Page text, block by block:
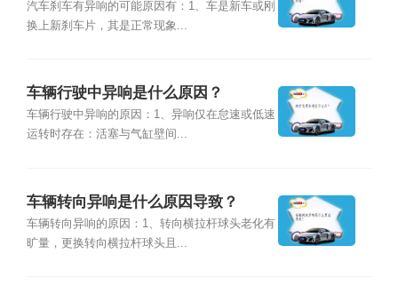
汽车刹车有异响的可能原因有：1、车是新车或刚
换上新刹车片，其是正常现象...
车辆行驶中异响是什么原因？
车辆行驶中异响的原因：1、异响仅在怠速或低速
运转时存在：活塞与气缸壁间...
车辆转向异响是什么原因导致？
车辆转向异响的原因：1、转向横拉杆球头老化有
旷量，更换转向横拉杆球头且...